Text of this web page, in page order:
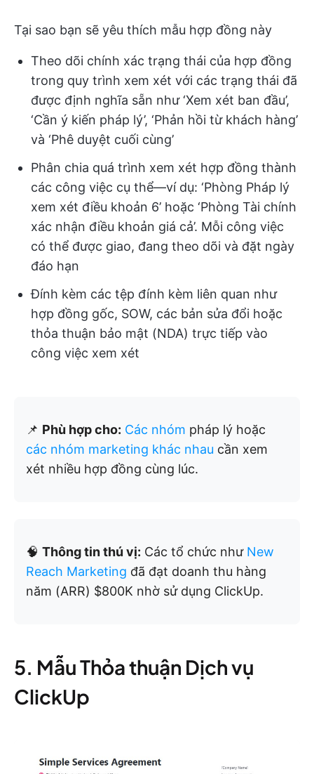
Tại sao bạn sẽ yêu thích mẫu hợp đồng này
Theo dõi chính xác trạng thái của hợp đồng
trong quy trình xem xét với các trạng thái đã
được định nghĩa sẵn như ‘Xem xét ban đầu’,
‘Cần ý kiến pháp lý’, ‘Phản hồi từ khách hàng’
và ‘Phê duyệt cuối cùng’
Phân chia quá trình xem xét hợp đồng thành
các công việc cụ thể—ví dụ: ‘Phòng Pháp lý
xem xét điều khoản 6’ hoặc ‘Phòng Tài chính
xác nhận điều khoản giá cả’. Mỗi công việc
có thể được giao, đang theo dõi và đặt ngày
đáo hạn
Đính kèm các tệp đính kèm liên quan như
hợp đồng gốc, SOW, các bản sửa đổi hoặc
thỏa thuận bảo mật (NDA) trực tiếp vào
công việc xem xét
📌 Phù hợp cho: Các nhóm pháp lý hoặc
các nhóm marketing khác nhau cần xem
xét nhiều hợp đồng cùng lúc.
🧠 Thông tin thú vị: Các tổ chức như New
Reach Marketing đã đạt doanh thu hàng
năm (ARR) $800K nhờ sử dụng ClickUp.
5. Mẫu Thỏa thuận Dịch vụ
ClickUp